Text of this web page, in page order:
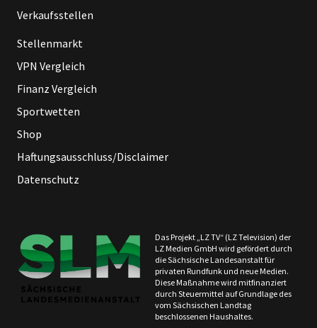
Verkaufsstellen
Stellenmarkt
VPN Vergleich
Finanz Vergleich
Sportwetten
Shop
Haftungsausschluss/Disclaimer
Datenschutz
Das Projekt „LZ TV“ (LZ Television) der
LZ Medien GmbH wird gefördert durch
die Sächsische Landesanstalt für
privaten Rundfunk und neue Medien.
Diese Maßnahme wird mitfinanziert
durch Steuermittel auf Grundlage des
vom Sächsischen Landtag
beschlossenen Haushaltes.